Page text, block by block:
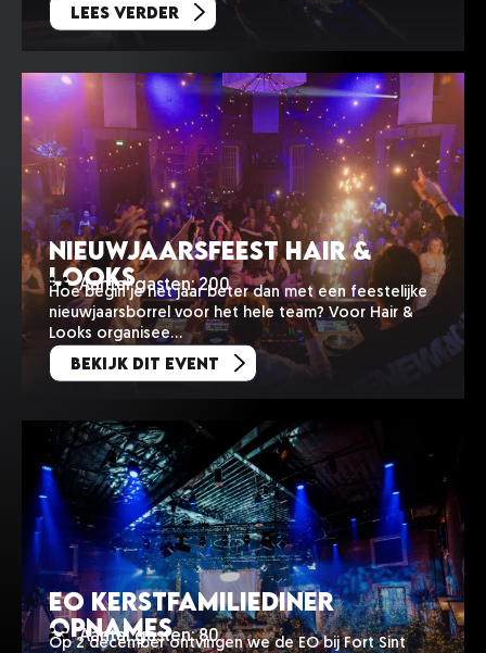
Lees verder
Nieuwjaarsfeest Hair &
Looks
Aantal gasten: 200
Hoe begin je het jaar beter dan met een feestelijke
nieuwjaarsborrel voor het hele team? Voor Hair &
Looks organisee…
Bekijk dit event
EO Kerstfamiliediner
opnames
Aantal gasten: 80
Op 2 december ontvingen we de EO bij Fort Sint